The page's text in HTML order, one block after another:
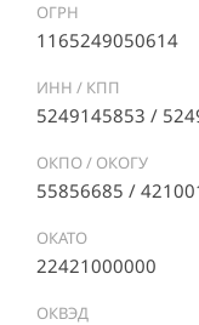
ОГРН
1165249050614
ИНН / КПП
5249145853 /
ОКПО / ОКОГУ
55856685 /
ОКАТО
22421000000
ОКВЭД